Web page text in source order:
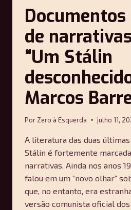
Documentos
de
“Um Stálin
Marcos
Por Zero à Esquerda julho 11,
A literatura das duas
Stálin é fortemente
narrativas. Ainda nos anos
falou em um “novo olhar”
que, no entanto, era
versão comunista oficial dos